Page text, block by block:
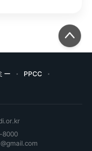
ー
PPCC
8000